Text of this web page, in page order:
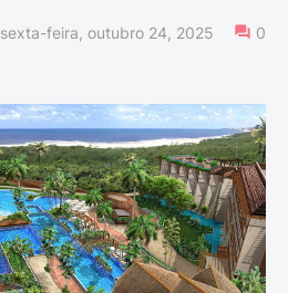
sexta-feira, outubro 24, 2025 0